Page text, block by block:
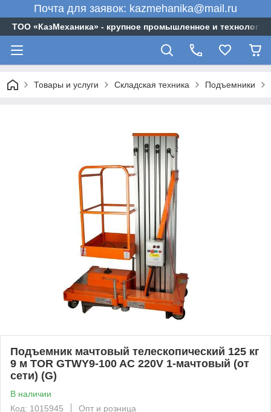
Почта для заявок: kazmehanika@mail.ru
ТОО «‎КазМеханика» - крупное промышленное и
Товары и услуги Складская техника Подъемники
Подъемник мачтовый телескопический 125 кг
9 м TOR GTWY9-100 AC 220V 1-мачтовый (от
сети) (G)
В наличии
Код: 1015945
Опт и розница